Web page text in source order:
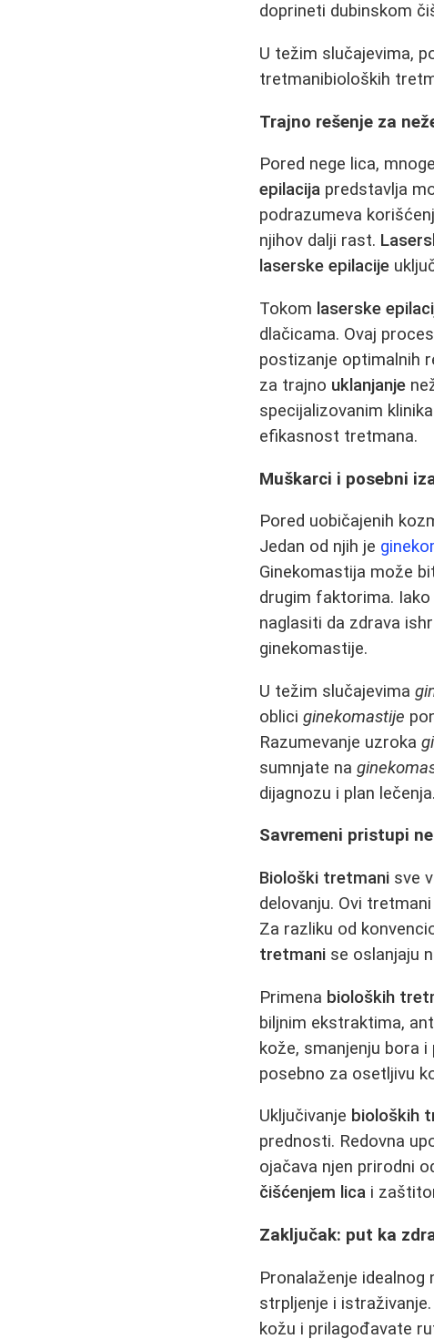
doprineti dubinskom
U težim slučajevima,
tretmanibioloških
Trajno rešenje za
Pored nege lica,
epilacija predstavlja
podrazumeva
njihov dalji rast.
laserske epilacije
Tokom laserske
dlačicama. Ovaj
postizanje optimalnih
za trajno uklanjanje
specijalizovanim
efikasnost tretmana.
Muškarci i posebni
Pored uobičajenih
Jedan od njih je
Ginekomastija može
drugim faktorima.
naglasiti da zdrava
ginekomastije.
U težim slučajevima
obliciginekomastije
Razumevanje uzroka
sumnjate na
dijagnozu i plan lečenja.
Savremeni pristupi
Biološki tretmani sve
delovanju. Ovi
Za razliku od
tretmani se oslanjaju
Primena bioloških
biljnim ekstraktima,
kože, smanjenju bora
posebno za osetljivu
Uključivanje bioloških
prednosti. Redovna
ojačava njen prirodni
čišćenjem lica i
Zaključak: put ka
Pronalaženje idealnog
strpljenje i
kožu i prilagođavate